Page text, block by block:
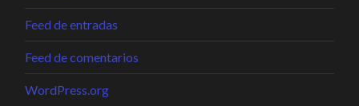
Feed de entradas
Feed de comentarios
WordPress.org